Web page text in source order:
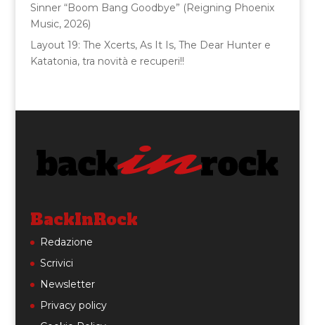
Sinner “Boom Bang Goodbye” (Reigning Phoenix
Music, 2026)
Layout 19: The Xcerts, As It Is, The Dear Hunter e
Katatonia, tra novità e recuperi!!
BackInRock
Redazione
Scrivici
Newsletter
Privacy policy